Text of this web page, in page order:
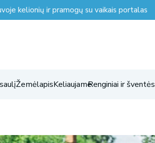
kelionių ir pramogų su vaikais portalas
ŽemėlapisKeliaujameRenginiai ir šventės